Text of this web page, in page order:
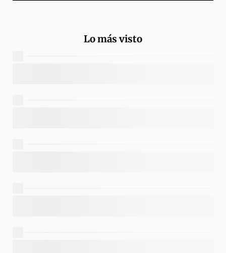
Lo más visto